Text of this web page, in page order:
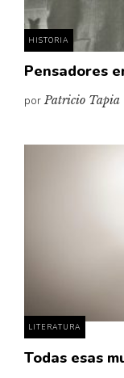
HISTORIA
Pensadores
porPatricio Tapia
LITERATURA
Todas esas